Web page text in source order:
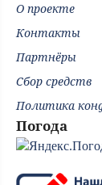
О проекте
Контакты
Партнёры
Сбор средств
Политика
Погода